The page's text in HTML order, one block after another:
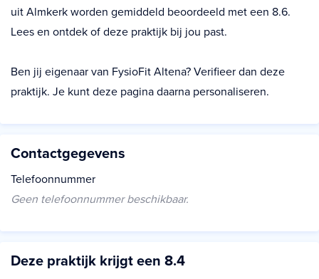
uit Almkerk worden gemiddeld beoordeeld met een 8.6.
Lees en ontdek of deze praktijk bij jou past.
Ben jij eigenaar van FysioFit Altena? Verifieer dan deze
praktijk. Je kunt deze pagina daarna personaliseren.
Contactgegevens
Telefoonnummer
Geen telefoonnummer beschikbaar.
Deze praktijk krijgt een 8.4